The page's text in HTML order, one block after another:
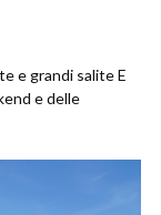
e grandi salite E
e delle